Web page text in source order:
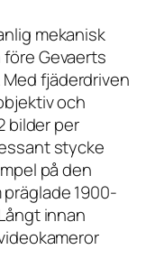
mekanisk
Gevaerts
fjäderdriven
och
bilder per
stycke
på den
1900-
innan